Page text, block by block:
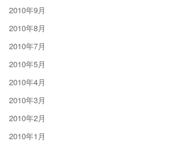
2010年9月
2010年8月
2010年7月
2010年5月
2010年4月
2010年3月
2010年2月
2010年1月